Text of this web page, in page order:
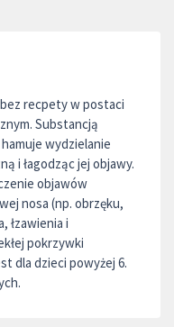
recpety w postaci
Substancją
wydzielanie
i łagodząc jej objawy.
objawów
nosa (np. obrzęku,
łzawienia i
pokrzywki
dla dzieci powyżej 6.